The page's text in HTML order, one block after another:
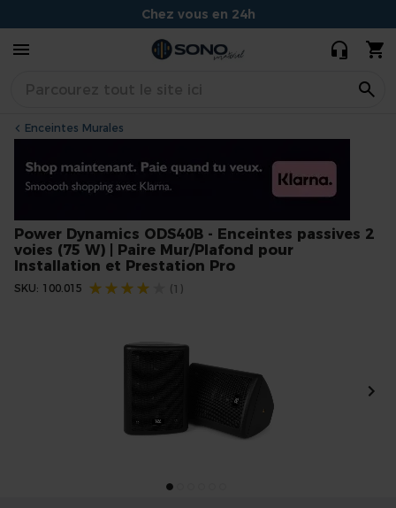
Chez vous en 24h
Conseils experts et souriants
Situé à Dijon
Enceintes Murales
Enceintes
passives 2
voies (75 W) |
pour
Installation et
Prestation
Pro
Power Dynamics ODS40B - Enceintes passives 2
voies (75 W) | Paire Mur/Plafond pour
Installation et Prestation Pro
SKU 100.015 Évaluation: (1)